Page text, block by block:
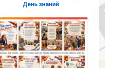
День знаний